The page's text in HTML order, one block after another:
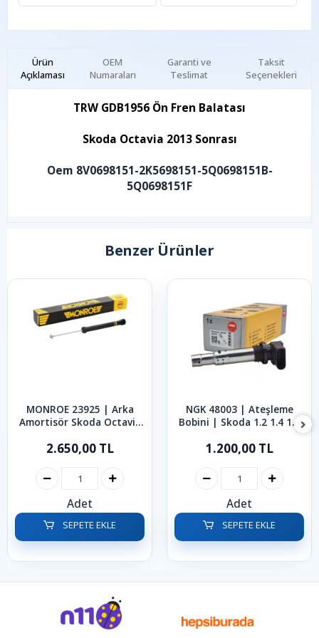
Ürün
Açıklaması
Garanti ve
Teslimat
Taksit
Seçenekleri
OEM
Numaraları
TRW GDB1956 Ön Fren Balatası
Skoda Octavia 2013 Sonrası
Oem 8V0698151-2K5698151-5Q0698151B-
5Q0698151F
Benzer Ürünler
MONROE 23925 | Arka
Amortisör Skoda Octavia
2.650,00 TL
Adet
SEPETE EKLE
NGK 48003 | Ateşleme
Bobini | Skoda 1.2 1.4 1.6
Octavia Roomster 2002-
1.200,00 TL
Adet
SEPETE EKLE